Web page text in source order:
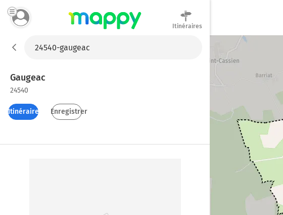
Itinéraires
Gaugeac
24540
Itinéraires Enregistrer